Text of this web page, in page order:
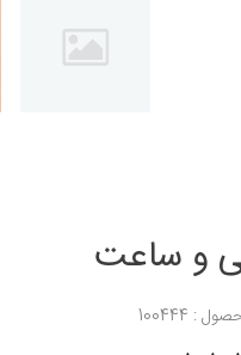
و ساعت
: 100444